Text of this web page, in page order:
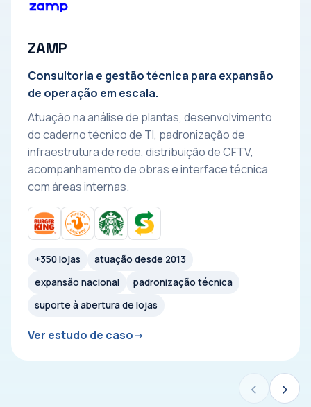
ZAMP
Consultoria e gestão técnica para expansão
de operação em escala.
Atuação na análise de plantas, desenvolvimento
do caderno técnico de TI, padronização de
infraestrutura de rede, distribuição de CFTV,
acompanhamento de obras e interface técnica
com áreas internas.
+350 lojas
atuação desde 2013
expansão nacional
padronização técnica
suporte à abertura de lojas
Ver estudo de caso
‹ ›